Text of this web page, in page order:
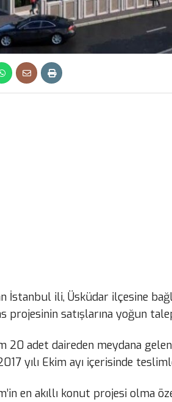
İstanbul ili, Üsküdar ilçesine
projesinin satışlarına yoğun
20 adet daireden meydana
yılı Ekim ayı içerisinde
en akıllı konut projesi olma